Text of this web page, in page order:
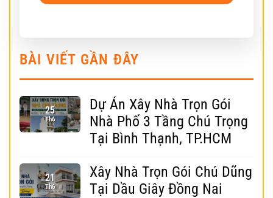
BÀI VIẾT GẦN ĐÂY
25
Th6
Dự Án Xây Nhà Trọn Gói
Nhà Phố 3 Tầng Chú Trọng
Tại Bình Thạnh, TP.HCM
21
Th6
Xây Nhà Trọn Gói Chú Dũng
Tại Dầu Giây Đồng Nai